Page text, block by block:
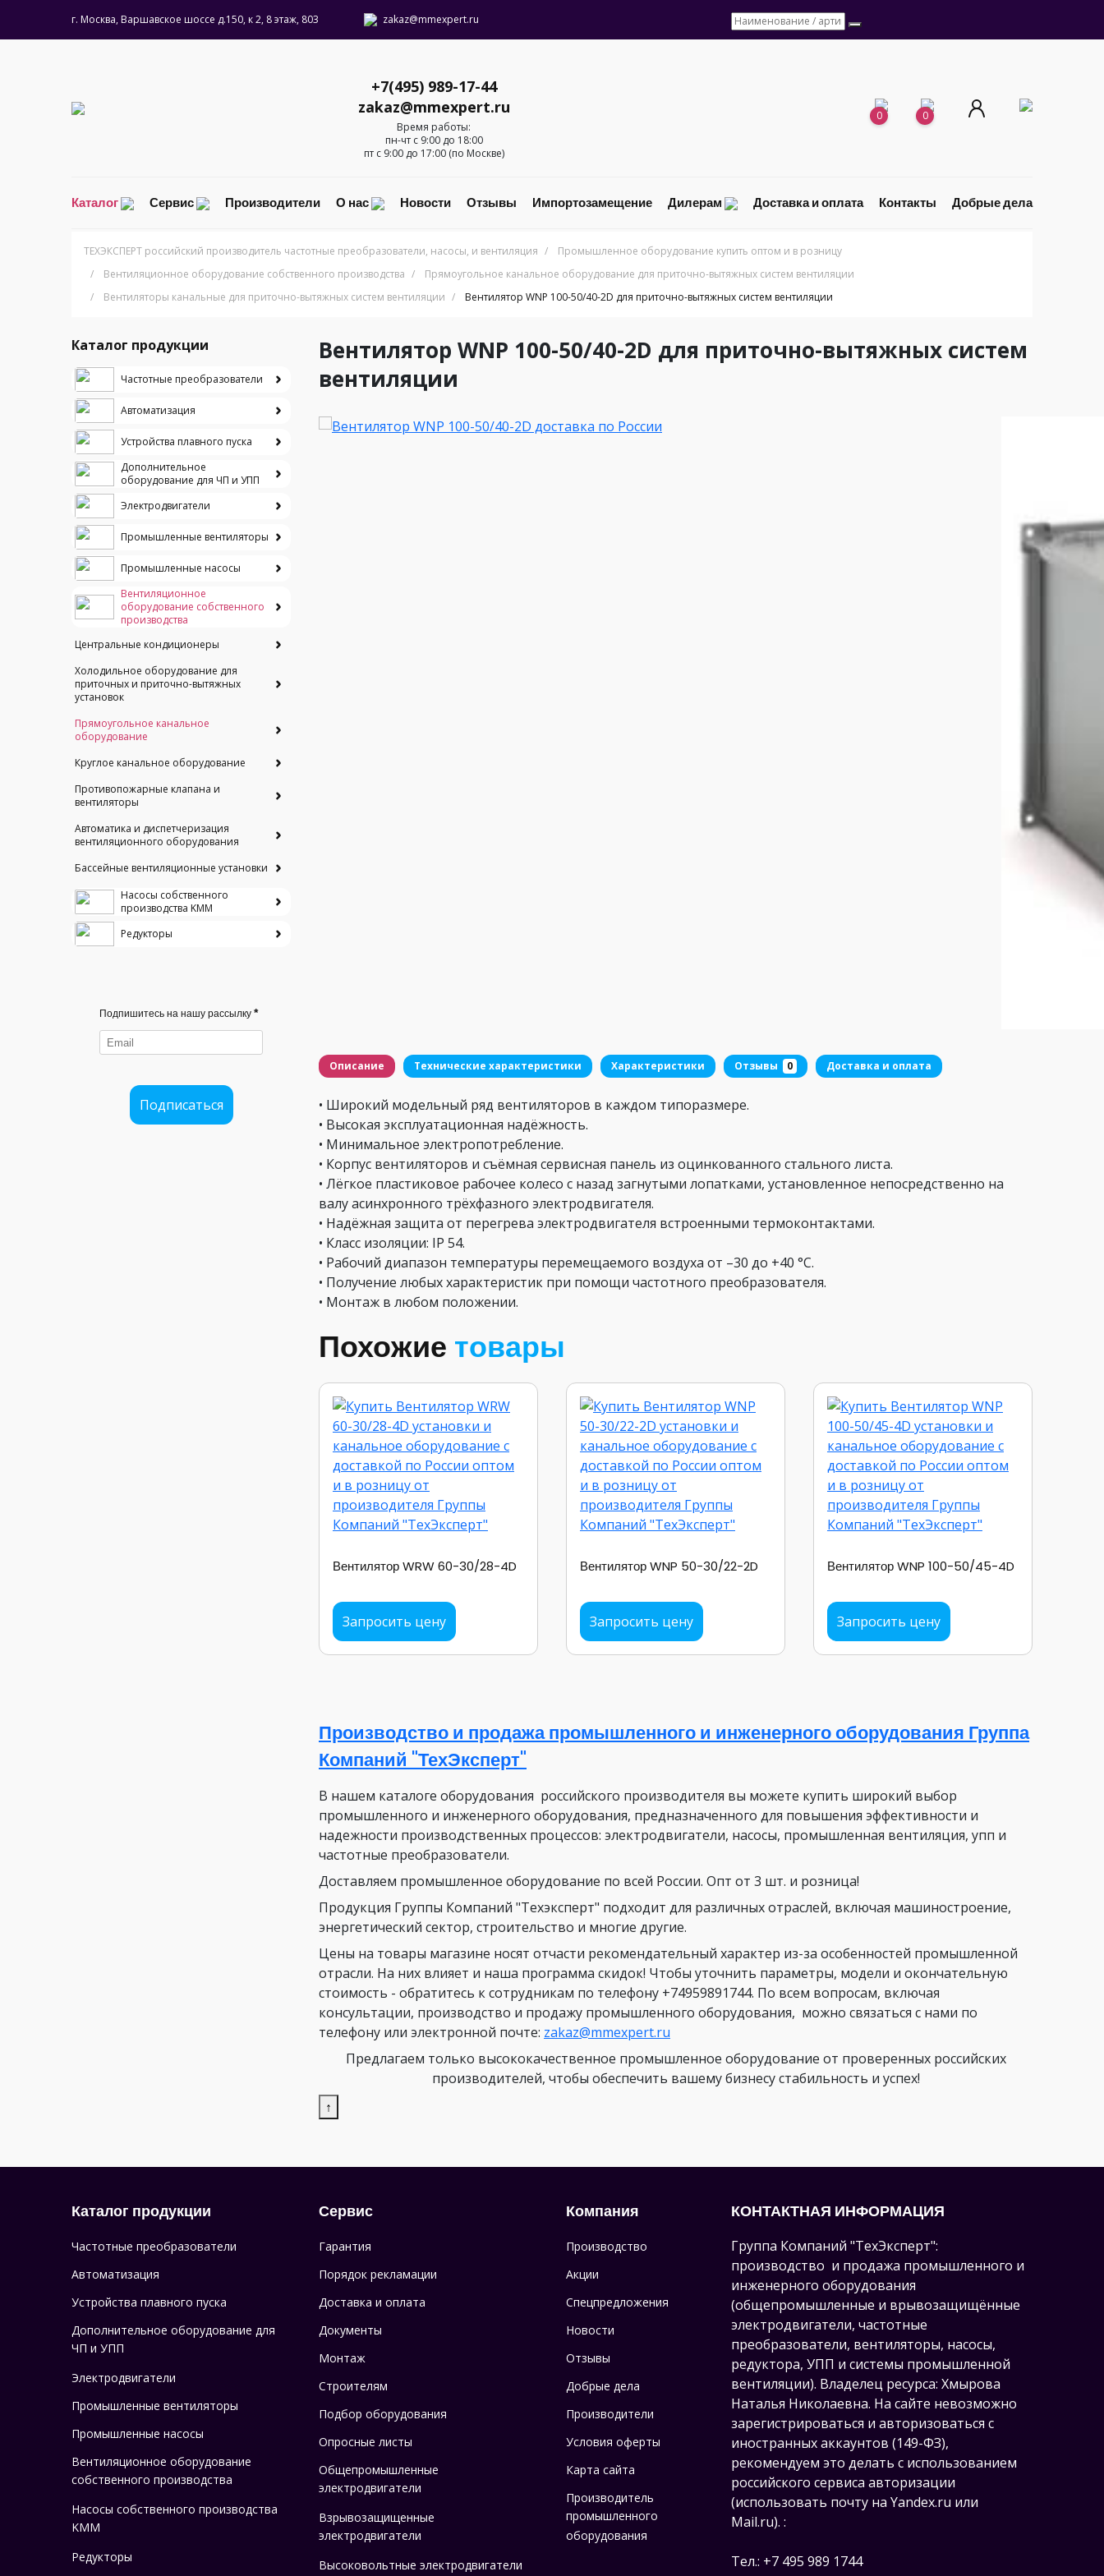
г. Москва, Варшавское шоссе д.150, к 2, 8 этаж, 803 zakaz@mmexpert.ru
+7(495) 989-17-44
zakaz@mmexpert.ru
Время работы:
пн-чт с 9:00 до 18:00
пт с 9:00 до 17:00 (по Москве)
0 0
Каталог Сервис Производители О нас Новости Отзывы Импортозамещение Дилерам Доставка и оплата Контакты Добрые дела
ТЕХЭКСПЕРТ российский производитель частотные преобразователи, насосы, и вентиляция /
Промышленное оборудование купить оптом и в розницу
/
Вентиляционное оборудование собственного производства /
Прямоугольное канальное оборудование для приточно-вытяжных систем вентиляции
/
Вентиляторы канальные для приточно-вытяжных систем вентиляции / Вентилятор WNP 100-50/40-2D для приточно-вытяжных систем вентиляции
Каталог продукции
Частотные преобразователи
Автоматизация
Устройства плавного пуска
Дополнительное
оборудование для ЧП и УПП
Электродвигатели
Промышленные вентиляторы
Промышленные насосы
Вентиляционное
оборудование собственного
производства
Центральные кондиционеры
Холодильное оборудование для
приточных и приточно-вытяжных
установок
Прямоугольное канальное
оборудование
Круглое канальное оборудование
Противопожарные клапана и
вентиляторы
Автоматика и диспетчеризация
вентиляционного оборудования
Бассейные вентиляционные установки
Насосы собственного
производства KMM
Редукторы
Подпишитесь на нашу рассылку *
Подписаться
Вентилятор WNP 100-50/40-2D для приточно-вытяжных систем
вентиляции
Описание Технические характеристики Характеристики Отзывы 0 Доставка и оплата
• Широкий модельный ряд вентиляторов в каждом типоразмере.
• Высокая эксплуатационная надёжность.
• Минимальное электропотребление.
• Корпус вентиляторов и съёмная сервисная панель из оцинкованного стального листа.
• Лёгкое пластиковое рабочее колесо с назад загнутыми лопатками, установленное непосредственно на
валу асинхронного трёхфазного электродвигателя.
• Надёжная защита от перегрева электродвигателя встроенными термоконтактами.
• Класс изоляции: IP 54.
• Рабочий диапазон температуры перемещаемого воздуха от –30 до +40 °С.
• Получение любых характеристик при помощи частотного преобразователя.
• Монтаж в любом положении.
Похожие товары
Вентилятор WRW 60-30/28-4D
Запросить цену
Вентилятор WNP 50-30/22-2D
Запросить цену
Вентилятор WNP 100-50/45-4D
Запросить цену
Производство и продажа промышленного и инженерного оборудования Группа
Компаний "ТехЭксперт"
В нашем каталоге оборудования российского производителя вы можете купить широкий выбор
промышленного и инженерного оборудования, предназначенного для повышения эффективности и
надежности производственных процессов: электродвигатели, насосы, промышленная вентиляция, упп и
частотные преобразователи.
Доставляем промышленное оборудование по всей России. Опт от 3 шт. и розница!
Продукция Группы Компаний "Техэксперт" подходит для различных отраслей, включая машиностроение,
энергетический сектор, строительство и многие другие.
Цены на товары магазине носят отчасти рекомендательный характер из-за особенностей промышленной
отрасли. На них влияет и наша программа скидок! Чтобы уточнить параметры, модели и окончательную
стоимость - обратитесь к сотрудникам по телефону +74959891744. По всем вопросам, включая
консультации, производство и продажу промышленного оборудования, можно связаться с нами по
телефону или электронной почте: zakaz@mmexpert.ru
Предлагаем только высококачественное промышленное оборудование от проверенных российских
производителей, чтобы обеспечить вашему бизнесу стабильность и успех!
↑
Каталог продукции
Частотные преобразователи
Автоматизация
Устройства плавного пуска
Дополнительное оборудование для
ЧП и УПП
Электродвигатели
Промышленные вентиляторы
Промышленные насосы
Вентиляционное оборудование
собственного производства
Насосы собственного производства
KMM
Редукторы
Сервис
Гарантия
Порядок рекламации
Доставка и оплата
Документы
Монтаж
Строителям
Подбор оборудования
Опросные листы
Общепромышленные
электродвигатели
Взрывозащищенные
электродвигатели
Высоковольтные электродвигатели
Компания
Производство
Акции
Спецпредложения
Новости
Отзывы
Добрые дела
Производители
Условия оферты
Карта сайта
Производитель
промышленного
оборудования
КОНТАКТНАЯ ИНФОРМАЦИЯ
Группа Компаний "ТехЭксперт":
производство и продажа промышленного и
инженерного оборудования
(общепромышленные и врывозащищённые
электродвигатели, частотные
преобразователи, вентиляторы, насосы,
редуктора, УПП и системы промышленной
вентиляции). Владелец ресурса: Хмырова
Наталья Николаевна. На сайте невозможно
зарегистрироваться и авторизоваться с
иностранных аккаунтов (149-ФЗ),
рекомендуем это делать с использованием
российского сервиса авторизации
(использовать почту на Yandex.ru или
Mail.ru). :
Тел.: +7 495 989 1744